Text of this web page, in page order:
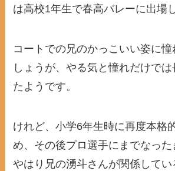
は高校1年生で春高バレーに出場
コートでの兄のかっこいい姿に
しょうが、やる気と憧れだけで
たようです。
けれど、小学6年生時に再度本格
め、その後プロ選手にまでなった
やはり兄の湧斗さんが関係してい